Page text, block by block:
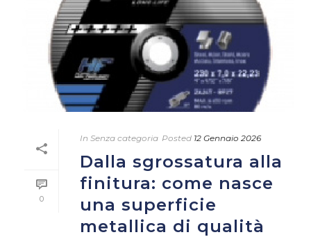
0
In Senza categoria Posted 12 Gennaio 2026
Dalla sgrossatura alla
finitura: come nasce
una superficie
metallica di qualità